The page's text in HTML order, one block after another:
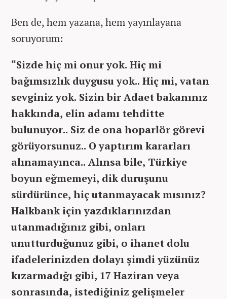
Ben de, hem yazana, hem yayınlayana
soruyorum:
“Sizde hiç mi onur yok. Hiç mi
bağımsızlık duygusu yok.. Hiç mi, vatan
sevginiz yok. Sizin bir Adaet bakanınız
hakkında, elin adamı tehditte
bulunuyor.. Siz de ona hoparlör görevi
görüyorsunuz.. O yaptırım kararları
alınamayınca.. Alınsa bile, Türkiye
boyun eğmemeyi, dik duruşunu
sürdürünce, hiç utanmayacak mısınız?
Halkbank için yazdıklarınızdan
utanmadığınız gibi, onları
unutturduğunuz gibi, o ihanet dolu
ifadelerinizden dolayı şimdi yüzünüz
kızarmadığı gibi, 17 Haziran veya
sonrasında, istediğiniz gelişmeler